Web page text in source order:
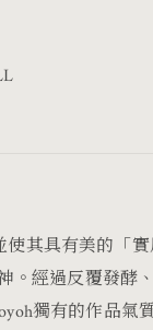
其具有美的「
。經過反覆發酵
獨有的作品氣